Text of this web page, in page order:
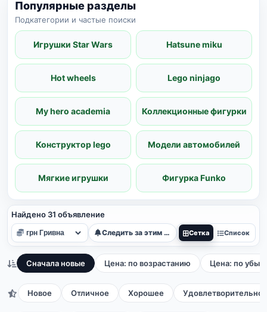
Популярные разделы
Подкатегории и частые поиски
Игрушки Star Wars Hatsune miku
Hot wheels Lego ninjago
My hero academia Коллекционные фигурки
Конструктор lego Модели автомобилей
Мягкие игрушки Фигурка Funko
Найдено 31 объявление
Следить за этим поискомСетка Список
Сначала новые Цена: по возрастанию Цена: по
Новое Отличное Хорошее Удовлетворительное